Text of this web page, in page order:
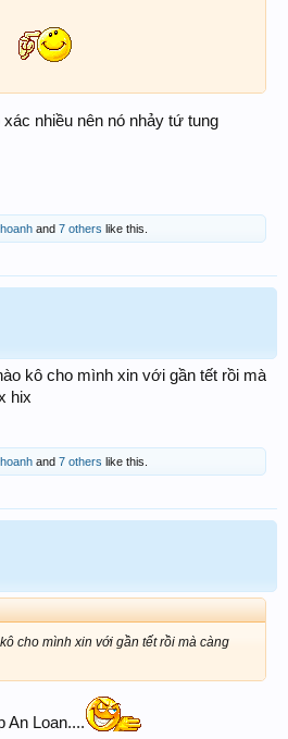
nhiều nên nó nhảy tứ tung
and 7 others like this.
kô cho mình xin với gần tết rồi mà
hix
and 7 others like this.
cho mình xin với gần tết rồi mà càng
An Loan....